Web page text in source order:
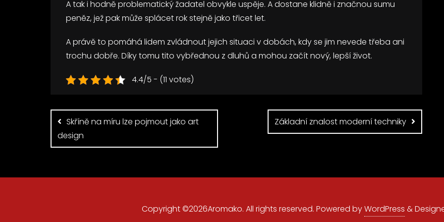
A tak i hodně problematický žadatel obvykle uspěje. A dostane klidně i značnou sumu
peněz, jež pak může splácet rok stejně jako třicet let.
A právě to pomáhá lidem zvládnout jejich situaci v dobách, kdy se jim nevede třeba ani
trochu dobře. Díky tomu tito vybřednou z dluhů a mohou začít nový, lepší život.
4.4/5 - (11 votes)
pro
příspěvek
Skříně na míru lze pojmout jako art
design
Základní znalost moderní techniky
Copyright ©2026Aromako. All rights reserved. Powered byWordPress &